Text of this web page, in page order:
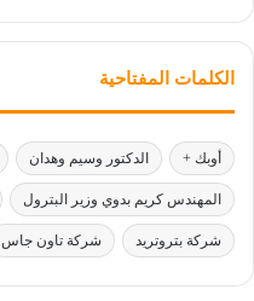
الكلمات المفتاحية
أوبك + الدكتور وسيم وهدان
المهندس كريم بدوي وزير البترول
شركة بتروتريد شركة تاون جاس